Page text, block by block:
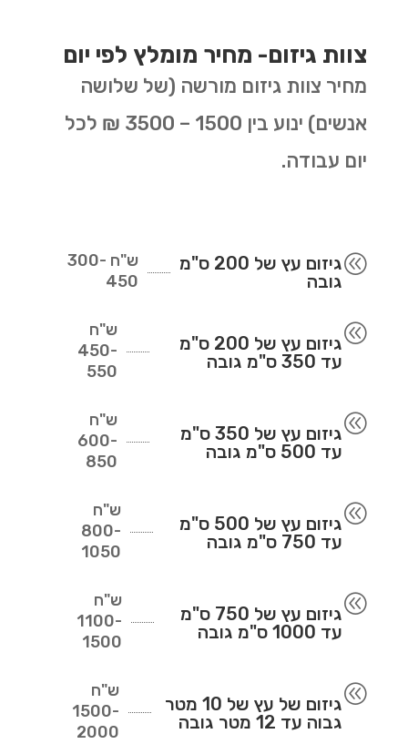
צוות גיזום- מחיר מומלץ לפי יום
מחיר צוות גיזום מורשה (של שלושה
אנשים) ינוע בין 1500 – 3500 ₪ לכל
יום עבודה.
@
גיזום עץ של 200 ס"מ
גובה
ש"ח 300-
450
@
גיזום עץ של 200 ס"מ
עד 350 ס"מ גובה
ש"ח
450-
550
@
גיזום עץ של 350 ס"מ
עד 500 ס"מ גובה
ש"ח
600-
850
@
גיזום עץ של 500 ס"מ
עד 750 ס"מ גובה
ש"ח
800-
1050
@
גיזום עץ של 750 ס"מ
עד 1000 ס"מ גובה
ש"ח
1100-
1500
@
גיזום של עץ של 10 מטר
גבוה עד 12 מטר גובה
ש"ח
1500-
2000